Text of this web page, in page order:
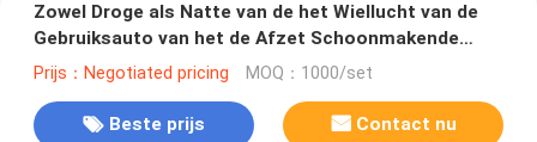
Zowel Droge als Natte van de het Wiellucht van de
Gebruiksauto van het de Afzet Schoonmakende
Hulpmiddel het Detailborstel
Prijs：Negotiated pricing MOQ：1000/set
Beste prijs Contact nu